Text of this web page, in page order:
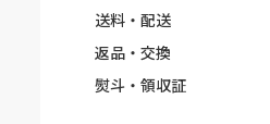
送料・配送
返品・交換
熨斗・領収証